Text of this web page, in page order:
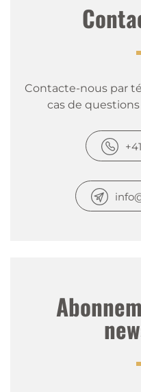
Contacte-nous par
cas de